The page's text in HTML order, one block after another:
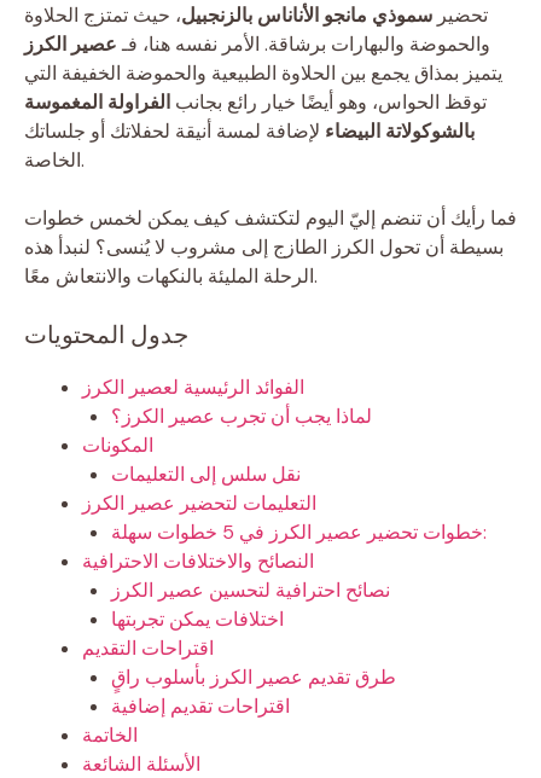
تحضير سموذي مانجو الأناناس بالزنجبيل، حيث تمتزج الحلاوة
والحموضة والبهارات برشاقة. الأمر نفسه هنا، فـعصير الكرز
يتميز بمذاق يجمع بين الحلاوة الطبيعية والحموضة الخفيفة التي
توقظ الحواس، وهو أيضًا خيار رائع بجانب الفراولة المغموسة
بالشوكولاتة البيضاء لإضافة لمسة أنيقة لحفلاتك أو جلساتك
الخاصة.
فما رأيك أن تنضم إليّ اليوم لتكتشف كيف يمكن لخمس خطوات
بسيطة أن تحول الكرز الطازج إلى مشروب لا يُنسى؟ لنبدأ هذه
الرحلة المليئة بالنكهات والانتعاش معًا.
جدول المحتويات
الفوائد الرئيسية لعصير الكرز
لماذا يجب أن تجرب عصير الكرز؟
المكونات
نقل سلس إلى التعليمات
التعليمات لتحضير عصير الكرز
خطوات تحضير عصير الكرز في 5 خطوات سهلة:
النصائح والاختلافات الاحترافية
نصائح احترافية لتحسين عصير الكرز
اختلافات يمكن تجربتها
اقتراحات التقديم
طرق تقديم عصير الكرز بأسلوب راقٍ
اقتراحات تقديم إضافية
الخاتمة
الأسئلة الشائعة